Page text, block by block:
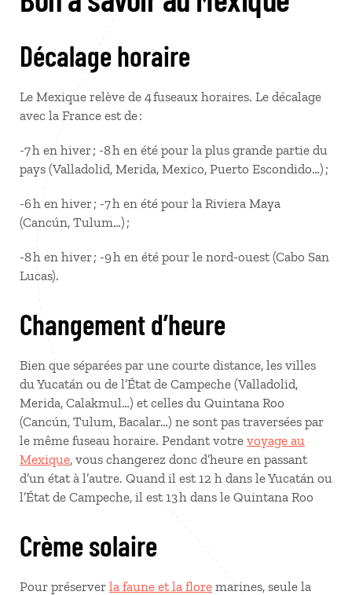
Décalage horaire
Le Mexique relève de 4 fuseaux horaires. Le décalage
avec la France est de :
-7 h en hiver ; -8 h en été pour la plus grande partie du
pays (Valladolid, Merida, Mexico, Puerto Escondido…) ;
-6 h en hiver ; -7 h en été pour la Riviera Maya
(Cancún, Tulum…) ;
-8 h en hiver ; -9 h en été pour le nord-ouest (Cabo San
Lucas).
Changement d’heure
Bien que séparées par une courte distance, les villes
du Yucatán ou de l’État de Campeche (Valladolid,
Merida, Calakmul…) et celles du Quintana Roo
(Cancún, Tulum, Bacalar…) ne sont pas traversées par
le même fuseau horaire. Pendant votre voyage au
Mexique, vous changerez donc d’heure en passant
d’un état à l’autre. Quand il est 12 h dans le Yucatán ou
l’État de Campeche, il est 13 h dans le Quintana Roo
Crème solaire
Pour préserver la faune et la flore marines, seule la